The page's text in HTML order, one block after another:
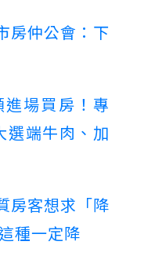
房仲公會：下
場買房！專
選端牛肉、加
房客想求「降
種一定降